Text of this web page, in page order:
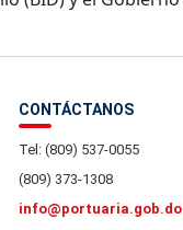
CONTÁCTANOS
Tel: (809) 537-0055
(809) 373-1308
info@portuaria.gob.do